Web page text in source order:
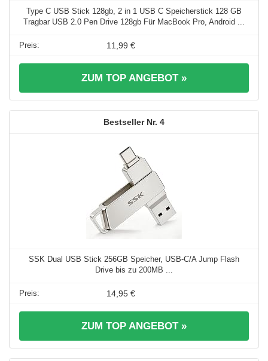
Type C USB Stick 128gb, 2 in 1 USB C Speicherstick 128 GB
Tragbar USB 2.0 Pen Drive 128gb Für MacBook Pro, Android ...
11,99 €
ZUM TOP ANGEBOT »
4
SSK Dual USB Stick 256GB Speicher, USB-C/A Jump Flash
Drive bis zu 200MB ...
14,95 €
ZUM TOP ANGEBOT »